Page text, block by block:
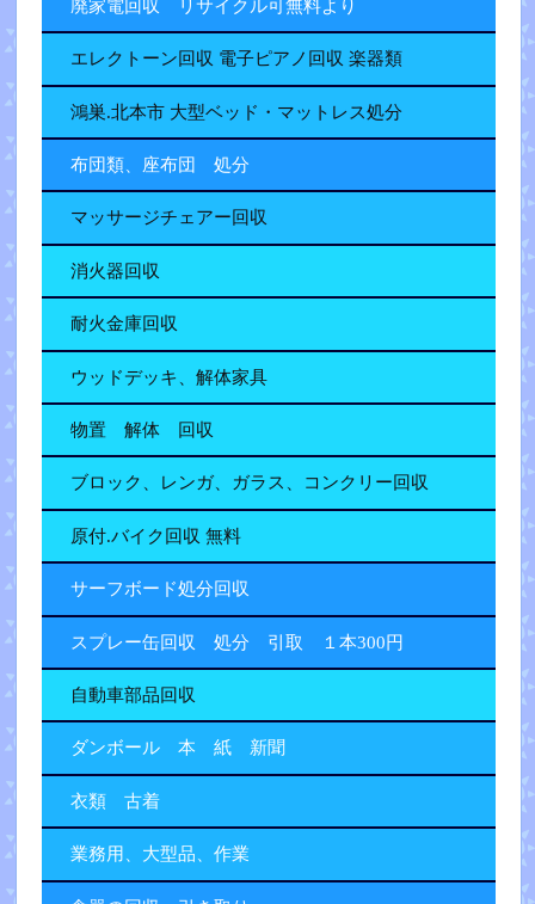
廃家電回収 リサイクル可無料より
エレクトーン回収 電子ピアノ回収 楽器類
鴻巣.北本市 大型ベッド・マットレス処分
布団類、座布団 処分
マッサージチェアー回収
消火器回収
耐火金庫回収
ウッドデッキ、解体家具
物置 解体 回収
ブロック、レンガ、ガラス、コンクリー回収
原付.バイク回収 無料
サーフボード処分回収
スプレー缶回収 処分 引取 １本300円
自動車部品回収
ダンボール 本 紙 新聞
衣類 古着
業務用、大型品、作業